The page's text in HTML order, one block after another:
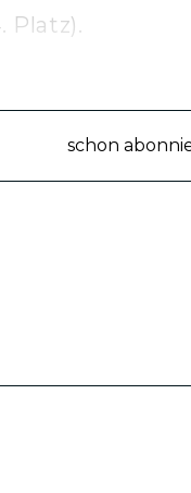
Platz).
schon